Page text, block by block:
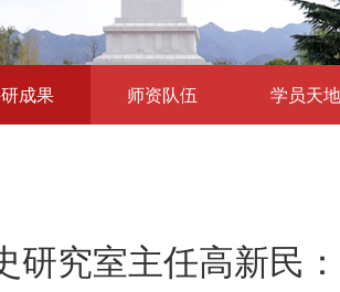
成果 师资队伍 学员天地
研究室主任高新民